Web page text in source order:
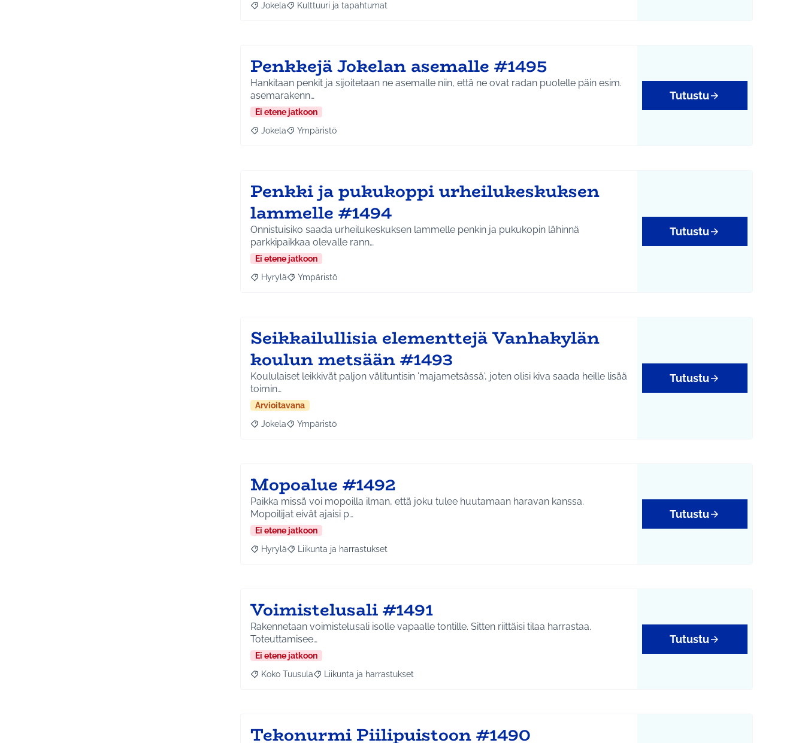
Rajaa tulokset aihepiirin mukaan: Jokela
Jokela Rajaa tulokset teeman mukaan: Kulttuuri ja tapahtumat
Kulttuuri ja tapahtumat
Penkkejä Jokelan asemalle #1495
Hankitaan penkit ja sijoitetaan ne asemalle niin, että ne ovat radan puolelle päin esim.
asemarakenn…
Ei etene jatkoon
Rajaa tulokset aihepiirin mukaan: Jokela
Jokela Rajaa tulokset teeman mukaan: Ympäristö
Ympäristö
Tutustu
Penkki ja pukukoppi urheilukeskuksen
lammelle #1494
Onnistuisiko saada urheilukeskuksen lammelle penkin ja pukukopin lähinnä
parkkipaikkaa olevalle rann…
Ei etene jatkoon
Rajaa tulokset aihepiirin mukaan: Hyrylä
Hyrylä Rajaa tulokset teeman mukaan: Ympäristö
Ympäristö
Tutustu
Seikkailullisia elementtejä Vanhakylän
koulun metsään #1493
Koululaiset leikkivät paljon välituntisin 'majametsässä', joten olisi kiva saada heille lisää
toimin…
Arvioitavana
Rajaa tulokset aihepiirin mukaan: Jokela
Jokela Rajaa tulokset teeman mukaan: Ympäristö
Ympäristö
Tutustu
Mopoalue #1492
Paikka missä voi mopoilla ilman, että joku tulee huutamaan haravan kanssa.
Mopoilijat eivät ajaisi p…
Ei etene jatkoon
Rajaa tulokset aihepiirin mukaan: Hyrylä
Hyrylä Rajaa tulokset teeman mukaan: Liikunta ja harrastukset
Liikunta ja harrastukset
Tutustu
Voimistelusali #1491
Rakennetaan voimistelusali isolle vapaalle tontille. Sitten riittäisi tilaa harrastaa.
Toteuttamisee…
Ei etene jatkoon
Rajaa tulokset aihepiirin mukaan: Koko Tuusula
Koko Tuusula Rajaa tulokset teeman mukaan: Liikunta ja harrastukset
Liikunta ja harrastukset
Tutustu
Tekonurmi Piilipuistoon #1490